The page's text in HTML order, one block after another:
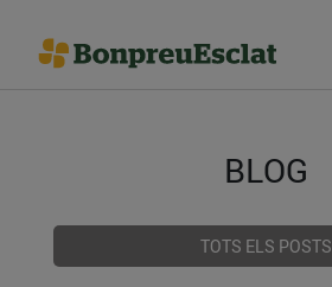
BLOG
TOTS ELS POSTS